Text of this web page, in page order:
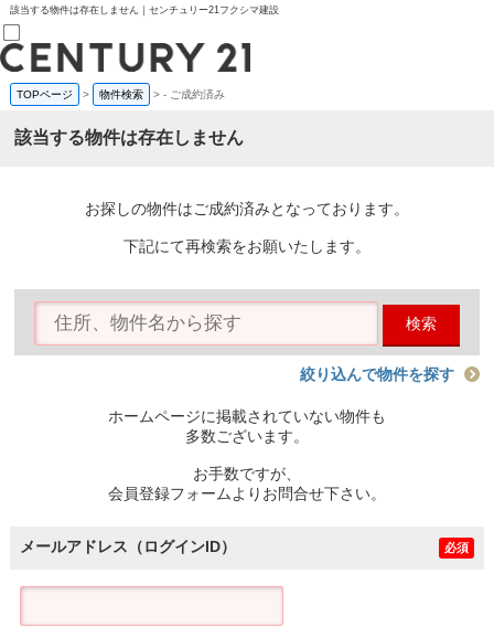
該当する物件は存在しません｜センチュリー21フクシマ建設
売買部
0120-800-844
賃貸部
会員メニュー
物件を探す
購入TOP
条件から探す
住宅ローン控除シミュレータ
TOPページ > 物件検索 >- ご成約済み
該当する物件は存在しません
お探しの物件はご成約済みとなっております。
下記にて再検索をお願いたします。
検索
絞り込んで物件を探す
ホームページに掲載されていない物件も
多数ございます。
お手数ですが、
会員登録フォームよりお問合せ下さい。
メールアドレス（ログインID） 必須